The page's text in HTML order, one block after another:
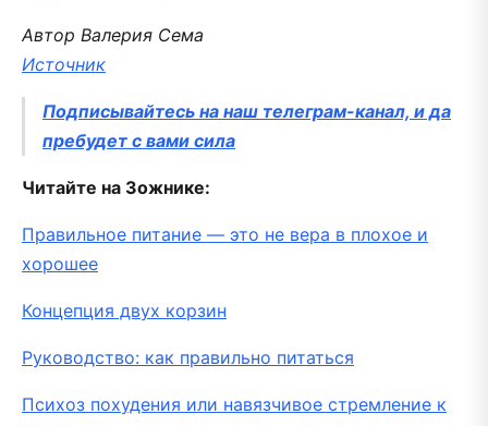
Автор Валерия Сема
Источник
Подписывайтесь на наш телеграм-канал, и да
пребудет с вами сила
Читайте на Зожнике:
Правильное питание — это не вера в плохое и
хорошее
Концепция двух корзин
Руководство: как правильно питаться
Психоз похудения или навязчивое стремление к